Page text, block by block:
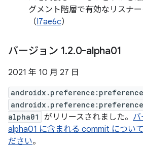
グメント階層で有効なリスナー
（I7ae6c）
バージョン 1.2.0-alpha01
2021 年 10 月 27 日
alpha01
がリリースされました。
alpha01 に含まれる commit につい
ださい。